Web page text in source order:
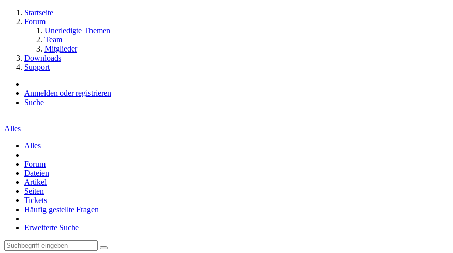
Startseite
Forum
Unerledigte Themen
Team
Mitglieder
Downloads
Support
Anmelden oder registrieren
Suche
Alles
Alles
Forum
Dateien
Artikel
Seiten
Tickets
Häufig gestellte Fragen
Erweiterte Suche